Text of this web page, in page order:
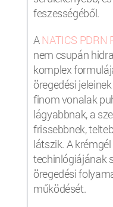
feszességéből.
ANATICS PDRN
nem csupán
komplex
öregedési
finom vonalak
lágyabbnak, a
frissebbnek,
látszik. A krémgél
techinlógiájának
öregedési
működését.